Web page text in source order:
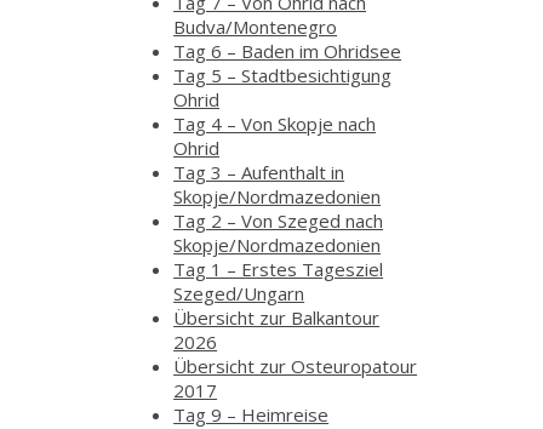
Budva/Montenegro
Tag 6 – Baden im Ohridsee
Tag 5 – Stadtbesichtigung
Ohrid
Tag 4 – Von Skopje nach
Ohrid
Tag 3 – Aufenthalt in
Skopje/Nordmazedonien
Tag 2 – Von Szeged nach
Skopje/Nordmazedonien
Tag 1 – Erstes Tagesziel
Szeged/Ungarn
Übersicht zur Balkantour
2026
Übersicht zur Osteuropatour
2017
Tag 9 – Heimreise